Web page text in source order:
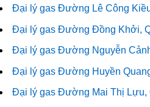
Đại lý gas Đường Lê Công
Đại lý gas Đường Đồng Khởi,
Đại lý gas Đường Nguyễn
Đại lý gas Đường Huyền
Đại lý gas Đường Mai Thị Lựu,